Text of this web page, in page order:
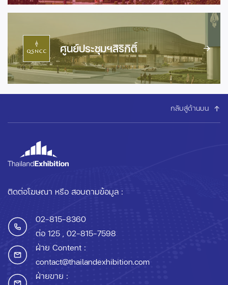
ศูนย์ประชุมฯสิริกิติ์
กลับสู่ด้านบน
ติดต่อโฆษณา หรือ สอบถามข้อมูล :
02-815-8360
ต่อ 125 , 02-815-7598
ฝ่าย Content :
contact@thailandexhibition.com
ฝ่ายขาย :